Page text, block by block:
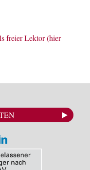
freier Lektor (hier